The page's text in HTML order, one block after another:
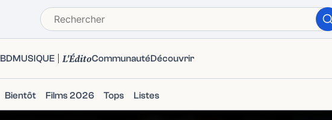
BDMUSIQUE L'ÉditoCommunautéDécouvrir
Bientôt Films 2026 Tops Listes